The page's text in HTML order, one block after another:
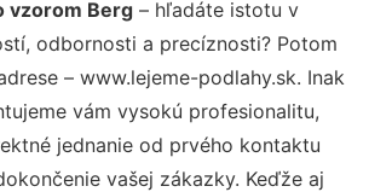
vzorom Berg – hľadáte istotu v
odbornosti a precíznosti? Potom
– www.lejeme-podlahy.sk. Inak
vám vysokú profesionalitu,
jednanie od prvého kontaktu
vašej zákazky. Keďže aj